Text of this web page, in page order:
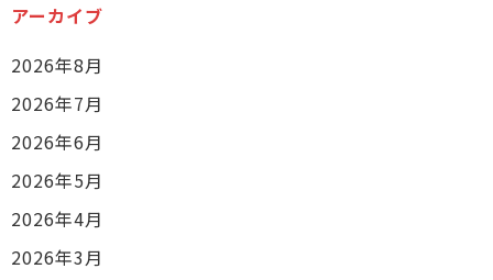
アーカイブ
2026年8月
2026年7月
2026年6月
2026年5月
2026年4月
2026年3月